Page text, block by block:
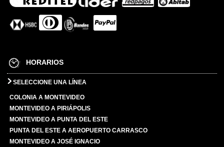
HORARIOS
SELECCIONE UNA LÍNEA
COLONIA A MONTEVIDEO
MONTEVIDEO A PIRIÁPOLIS
MONTEVIDEO A PUNTA DEL ESTE
PUNTA DEL ESTE A AEROPUERTO CARRASCO
MONTEVIDEO A JOSÉ IGNACIO